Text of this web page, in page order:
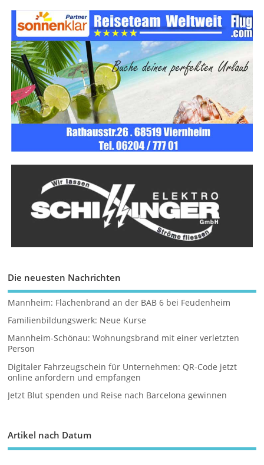
Die neuesten Nachrichten
Mannheim: Flächenbrand an der BAB 6 bei Feudenheim
Familienbildungswerk: Neue Kurse
Mannheim-Schönau: Wohnungsbrand mit einer verletzten
Person
Digitaler Fahrzeugschein für Unternehmen: QR-Code jetzt
online anfordern und empfangen
Jetzt Blut spenden und Reise nach Barcelona gewinnen
Artikel nach Datum